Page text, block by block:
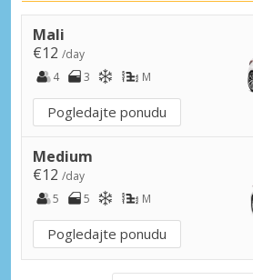
Mali
€12 /day
4
3 M
Pogledajte ponudu
Medium
€12 /day
5
5 M
Pogledajte ponudu